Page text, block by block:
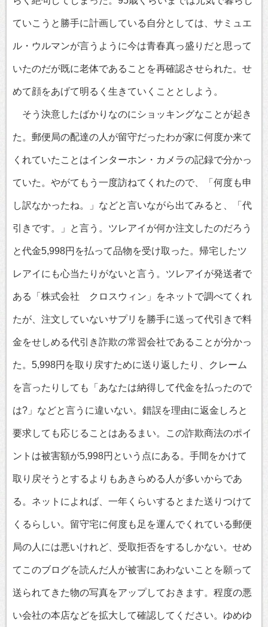
ていこうと勝手に計画している自分としては、サミュエ
ル・ウルマンが言うように今は青春真っ盛りだと思って
いたのだが既に老体であることを再確認させられた。せ
めて顔をあげて明るく生きていくこととしよう。
そう決意したばかりなのにショッキングなことが起き
た。郵便局の配達の人が留守だったわが家に何度か来て
くれていたことはインターホン・カメラの記録で分かっ
ていた。やがてもう一度訪ねてくれたので、「何度も申
し訳なかったね。」などと言いながら出てみると、「代
引きです。」と言う。ツレアイが何か注文したのだろう
と代金5,998円を払って品物を受け取った。帰宅したツ
レアイにも心当たりがないと言う。ツレアイが発送者で
ある「株式会社 クロスウィン」をネットで調べてくれ
たが、注文していないサプリを勝手に送って代引きで料
金をせしめる代引き詐欺の常習会社であることが分かっ
た。5,998円を取り戻すために送り返したり、クレーム
を言ったりしても「あなたは納得して代金を払ったので
は?」などと言うに違いない。錯誤を理由に返金しろと
要求しても応じることはあるまい。この詐欺商法のポイ
ントは被害額が5,998円という点にある。手間をかけて
取り戻そうとするよりもあきらめる人が多いからであ
る。ネットによれば、一年くらいするとまた送りつけて
くるらしい。留守宅に何度も足を運んでくれている郵便
局の人には悪いけれど、受取拒否をするしかない。せめ
てこのブログを読んだ人が被害にあわないことを願って
送られてきた物の写真をアップしておきます。程度の悪
い会社の本店などを拡大して確認してください。ゆめゆ